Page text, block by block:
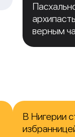
верным
В Нигерии